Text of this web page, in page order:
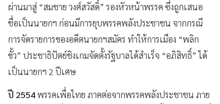
ผ่านมาสู่ “สมชาย วงศ์สวัสดิ์” รองหัวหน้าพรรค ซึ่งถูกเสนอ
ชื่อเป็นนายกฯ ก่อนมีการยุบพรรคพลังประชาชน จากกรณี
การจัดรายการของอดีตนายกฯสมัคร ทำให้การเมือง “พลิก
ขั้ว” ประชาธิปัตย์ชิงเกมจัดตั้งรัฐบาลได้สำเร็จ “อภิสิทธิ์” ได้
เป็นนายกฯ 2 ปีเศษ
ปี 2554พรรคเพื่อไทย ภาคต่อจากพรรคพลังประชาชน ภาย